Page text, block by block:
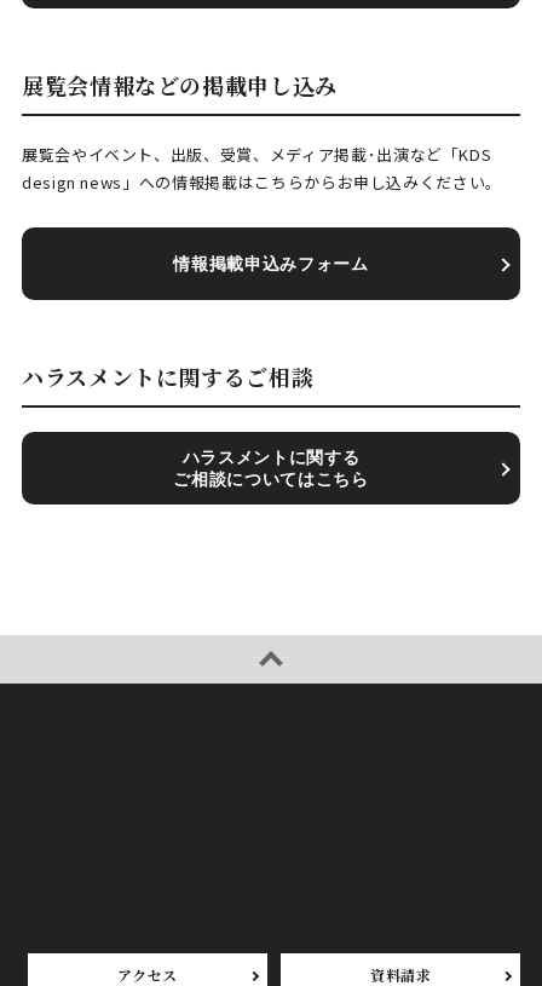
展覧会情報などの掲載申し込み
展覧会やイベント、出版、受賞、メディア掲載･出演など「KDS
design news」への情報掲載はこちらからお申し込みください。
情報掲載申込みフォーム
ハラスメントに関するご相談
ハラスメントに関する
ご相談についてはこちら
アクセス 資料請求